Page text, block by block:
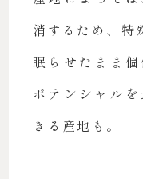
消するため、特
眠らせたまま
ポテンシャル
きる産地も。